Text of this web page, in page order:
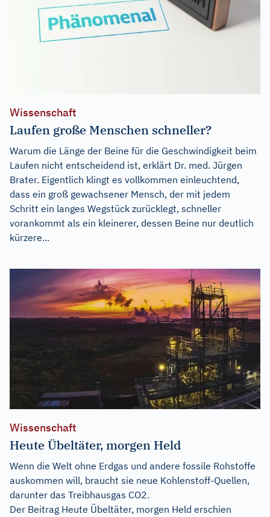
Wissenschaft
Laufen große Menschen schneller?
Warum die Länge der Beine für die Geschwindigkeit beim
Laufen nicht entscheidend ist, erklärt Dr. med. Jürgen
Brater. Eigentlich klingt es vollkommen einleuchtend,
dass ein groß gewachsener Mensch, der mit jedem
Schritt ein langes Wegstück zurücklegt, schneller
vorankommt als ein kleinerer, dessen Beine nur deutlich
kürzere...
Wissenschaft
Heute Übeltäter, morgen Held
Wenn die Welt ohne Erdgas und andere fossile Rohstoffe
auskommen will, braucht sie neue Kohlenstoff-Quellen,
darunter das Treibhausgas CO2.
Der Beitrag Heute Übeltäter, morgen Held erschien